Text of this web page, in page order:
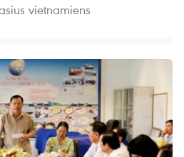
vietnamiens